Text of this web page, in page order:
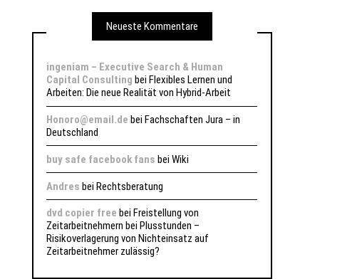
Neueste Kommentare
ingeniam – Executive Search & Human
Capital Consulting bei Flexibles Lernen und
Arbeiten: Die neue Realität von Hybrid-Arbeit
Honoro@email.de beiFachschaften Jura – in
Deutschland
buy safe facebook fans beiWiki
Andres beiRechtsberatung
dvd copier free bei Freistellung von
Zeitarbeitnehmern bei Plusstunden –
Risikoverlagerung von Nichteinsatz auf
Zeitarbeitnehmer zulässig?